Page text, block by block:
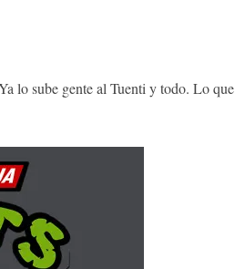
lo sube gente al Tuenti y todo. Lo que